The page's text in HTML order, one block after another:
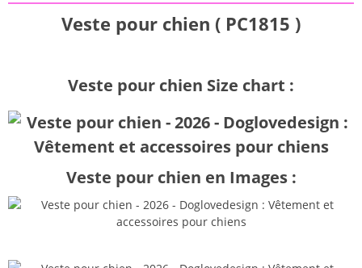
Veste pour chien ( PC1815 )
Veste pour chien Size chart :
Veste pour chien en Images :